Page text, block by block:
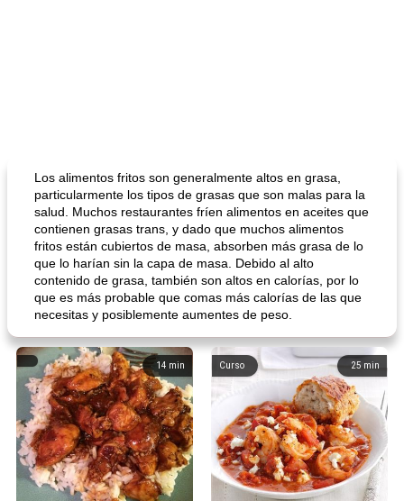
Los alimentos fritos son generalmente altos en grasa,
particularmente los tipos de grasas que son malas para la
salud. Muchos restaurantes fríen alimentos en aceites que
contienen grasas trans, y dado que muchos alimentos
fritos están cubiertos de masa, absorben más grasa de lo
que lo harían sin la capa de masa. Debido al alto
contenido de grasa, también son altos en calorías, por lo
que es más probable que comas más calorías de las que
necesitas y posiblemente aumentes de peso.
14 min 25 min
Curso